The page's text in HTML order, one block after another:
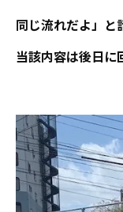
同じ流れだよ」と
当該内容は後日に